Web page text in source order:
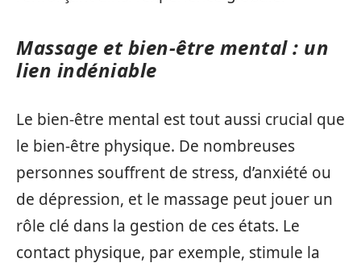
Massage et bien-être mental : un
lien indéniable
Le bien-être mental est tout aussi crucial que
le bien-être physique. De nombreuses
personnes souffrent de stress, d’anxiété ou
de dépression, et le massage peut jouer un
rôle clé dans la gestion de ces états. Le
contact physique, par exemple, stimule la